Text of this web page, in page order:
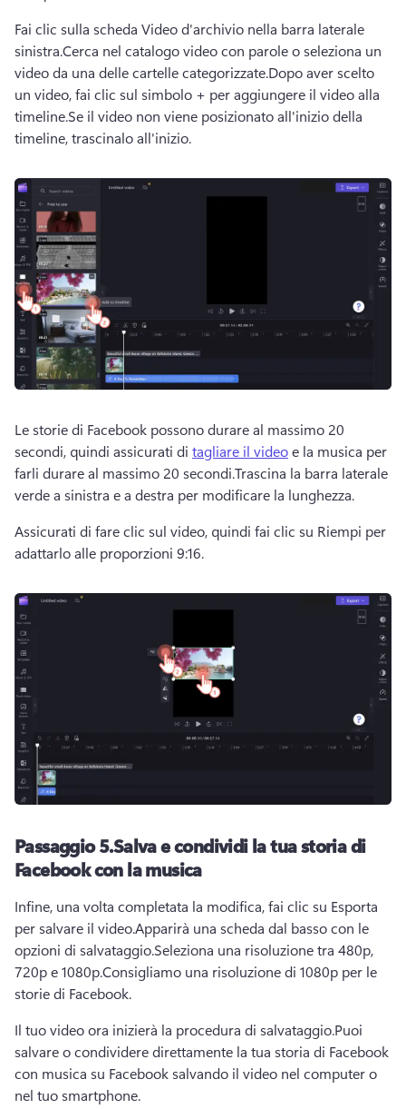
Fai clic sulla scheda Video d'archivio nella barra laterale
sinistra.Cerca nel catalogo video con parole o seleziona un
video da una delle cartelle categorizzate.Dopo aver scelto
un video, fai clic sul simbolo + per aggiungere il video alla
timeline.Se il video non viene posizionato all'inizio della
timeline, trascinalo all'inizio.
Le storie di Facebook possono durare al massimo 20
secondi, quindi assicurati di tagliare il video e la musica per
farli durare al massimo 20 secondi.Trascina la barra laterale
verde a sinistra e a destra per modificare la lunghezza.
Assicurati di fare clic sul video, quindi fai clic su Riempi per
adattarlo alle proporzioni 9:16.
Passaggio 5.Salva e condividi la tua storia di
Facebook con la musica
Infine, una volta completata la modifica, fai clic su Esporta
per salvare il video.Apparirà una scheda dal basso con le
opzioni di salvataggio.Seleziona una risoluzione tra 480p,
720p e 1080p.Consigliamo una risoluzione di 1080p per le
storie di Facebook.
Il tuo video ora inizierà la procedura di salvataggio.Puoi
salvare o condividere direttamente la tua storia di Facebook
con musica su Facebook salvando il video nel computer o
nel tuo smartphone.